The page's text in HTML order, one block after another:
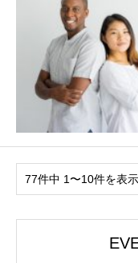
77件中 1〜10件を表示